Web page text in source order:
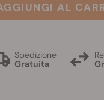
AL
Spedizione
Gratuita